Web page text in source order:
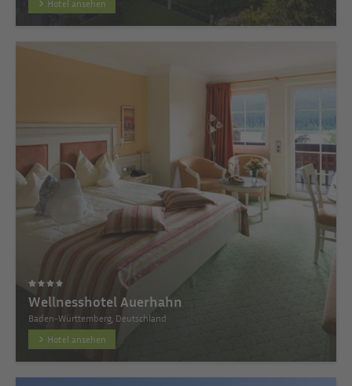
Hotel ansehen
Wellnesshotel Auerhahn
Baden-Württemberg, Deutschland
Hotel ansehen